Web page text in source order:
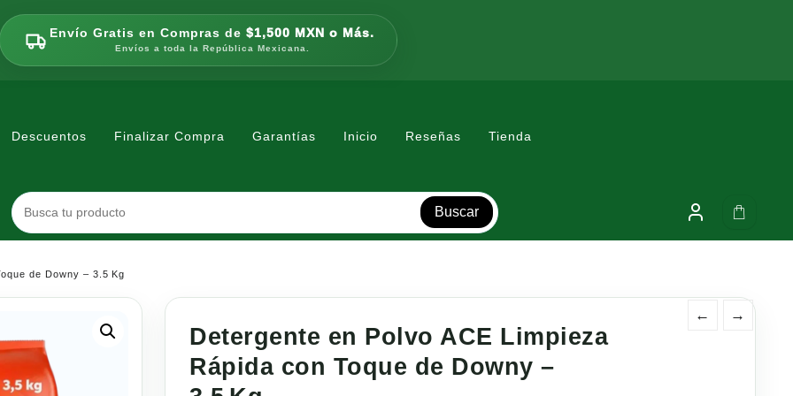
Envío Gratis en Compras de $1,500 MXN o Más.
Envíos a toda la República Mexicana.
Descuentos Finalizar Compra Garantías Inicio Reseñas Tienda
Buscar
de Downy – 3.5 Kg
← →
Detergente en Polvo ACE Limpieza
Rápida con Toque de Downy –